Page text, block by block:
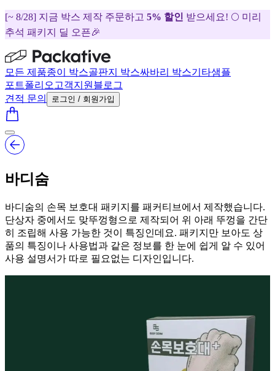
[~ 8/28] 지금 박스 제작 주문하고 5% 할인 받으세요! 🌕 미리
추석 패키지 딜 오픈🎉
모든 제품종이 박스골판지 박스싸바리 박스기타샘플
포트폴리오 고객지원 블로그
견적 문의
로그인 / 회원가입
바디숨
바디숨의 손목 보호대 패키지를 패커티브에서 제작했습니다.
단상자 중에서도 맞뚜껑형으로 제작되어 위 아래 뚜껑을 간단
히 조립해 사용 가능한 것이 특징인데요. 패키지만 보아도 상
품의 특징이나 사용법과 같은 정보를 한 눈에 쉽게 알 수 있어
사용 설명서가 따로 필요없는 디자인입니다.